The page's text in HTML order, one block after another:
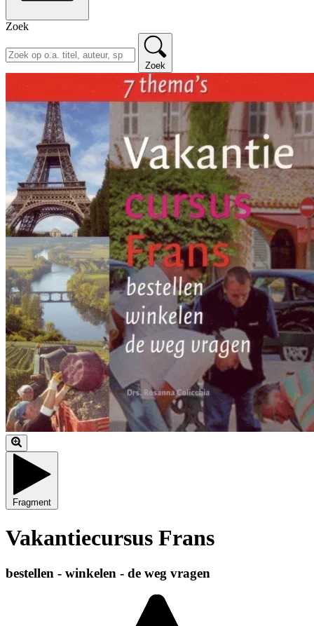
Zoek
Zoek
Fragment
Vakantiecursus Frans
bestellen - winkelen - de weg vragen